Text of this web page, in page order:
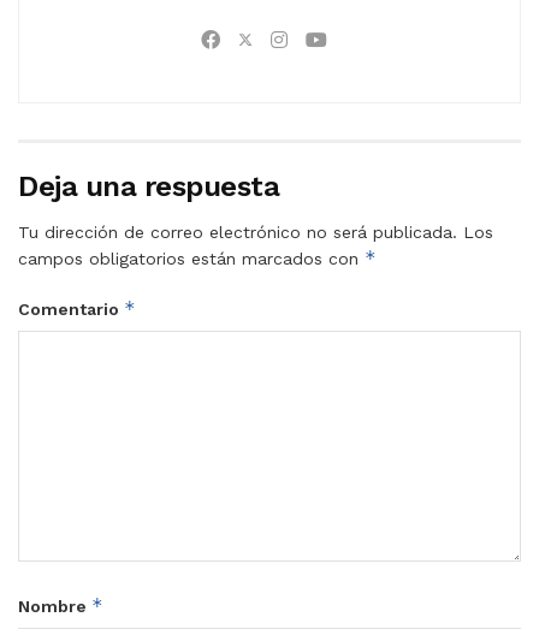
Deja una respuesta
Tu dirección de correo electrónico no será publicada. Los
campos obligatorios están marcados con *
Comentario *
Nombre *